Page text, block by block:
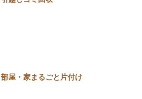
部屋・家まるごと片付け